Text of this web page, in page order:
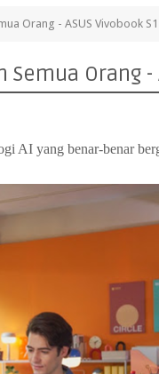
Orang - ASUS Vivobook
Orang -
AI yang benar-benar